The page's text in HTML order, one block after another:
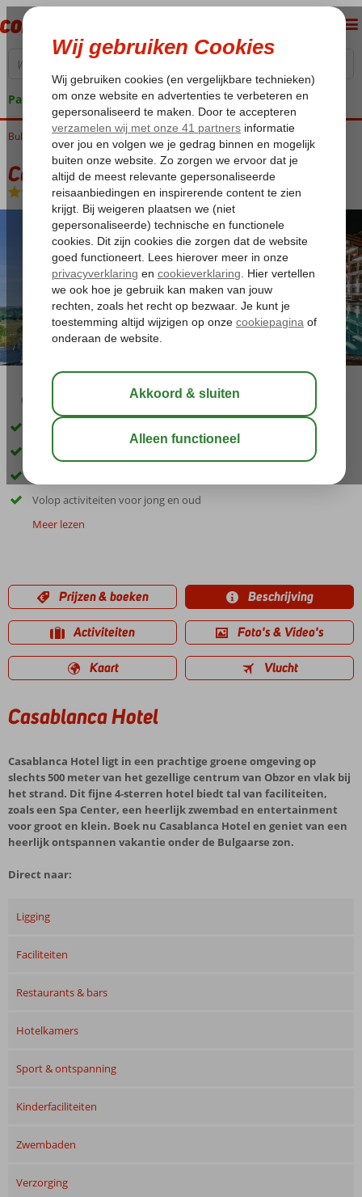
Pakketgarantie
Home
Bulgarije Zwarte Zee Obzor Casablanca Hotel
Casablanca Hotel
All Inclusive- Aparthotel
03:00 aug 29°C
Op ca. 200 meter van het strand
Prachtige groene omgeving
Volop activiteiten voor jong en oud
Meer lezen
Prijzen & boeken Beschrijving
Activiteiten Foto's & Video's
Kaart Vlucht
Casablanca Hotel
Casablanca Hotel ligt in een prachtige groene omgeving op
slechts 500 meter van het gezellige centrum van Obzor en vlak bij
het strand. Dit fijne 4-sterren hotel biedt tal van faciliteiten,
zoals een Spa Center, een heerlijk zwembad en entertainment
voor groot en klein. Boek nu Casablanca Hotel en geniet van een
heerlijk ontspannen vakantie onder de Bulgaarse zon.
Direct naar:
Ligging
Faciliteiten
Restaurants & bars
Hotelkamers
Sport & ontspanning
Kinderfaciliteiten
Zwembaden
Verzorging